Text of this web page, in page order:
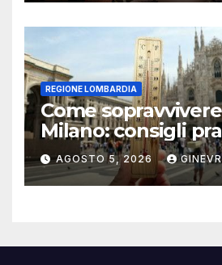
REGIONE LOMBARDIA
Come
Milano: consigli
AGOSTO 5, 2026